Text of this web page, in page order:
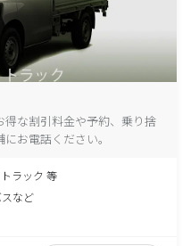
得な割引料金や予約、乗り捨
お電話ください。
ラック 等
スなど